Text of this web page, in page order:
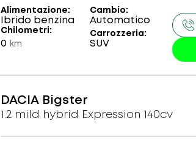
Alimentazione
Ibrido benzina
Cambio
Automatico
Chilometri
0 km
Carrozzeria
SUV
DACIA Bigster
1.2 mild hybrid Expression 140cv